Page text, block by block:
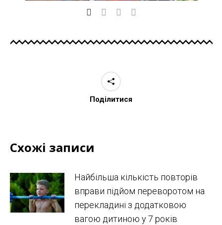
Поділитися
Схожі записи
Найбільша кількість повторів
вправи підйом переворотом на
перекладині з додатковою
вагою дитиною у 7 років